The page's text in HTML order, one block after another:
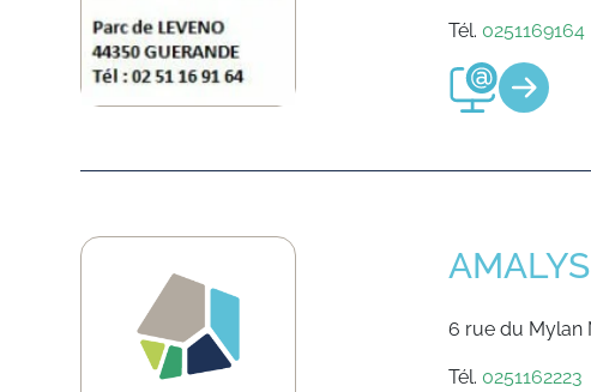
Tél. 0251169164
6 rue du Mylan
Tél. 0251162223